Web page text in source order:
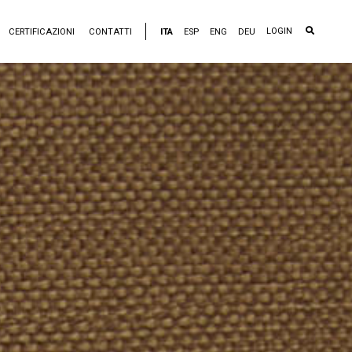
CERTIFICAZIONI CONTATTI ITA ESP ENG DEU LOGIN